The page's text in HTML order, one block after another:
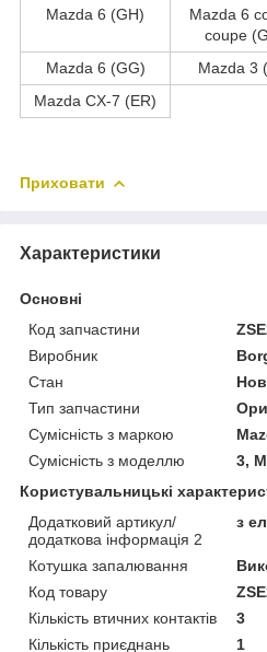
Mazda 6 (GH)
Mazda 6
coupe
Mazda 6 (GG)
Mazda 3
Mazda CX-7 (ER)
Приховати
Характеристики
Основні
Код запчастини
Виробник
Стан
Тип запчастини
Сумісність з маркою
Сумісність з моделлю
3,
Користувальницькі
Додатковий артикул/
додаткова інформація 2
з
Котушка запалювання
Код товару
Кількість втичних контактів
3
Кількість приєднань
1